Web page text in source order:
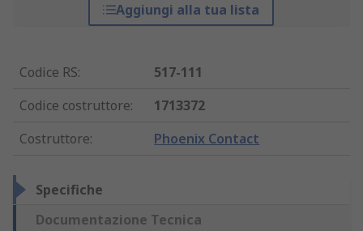
Aggiungi alla tua lista
Codice RS:
517-111
Codice costruttore:
1713372
Costruttore: Phoenix Contact
Specifiche
Documentazione Tecnica